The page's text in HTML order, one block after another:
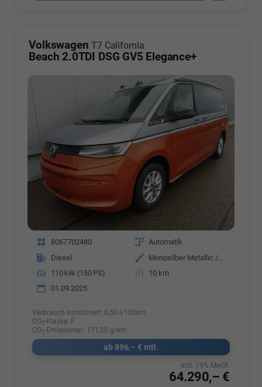
Volkswagen T7 California
Beach 2.0TDI DSG GV5 Elegance+
Fahrzeugnr. 8067702480 Getriebe Automatik
Kraftstoff
Diesel Außenfarbe
Leistung
110 kW (150 PS) Kilometerstand
10 km
01.09.2025
Verbrauch kombiniert: 6,50 l/100km
CO2-Klasse: F
CO2-Emissionen: 171,00 g/km
ab 896,– € mtl.
64.290,– €
incl. 19% MwSt.